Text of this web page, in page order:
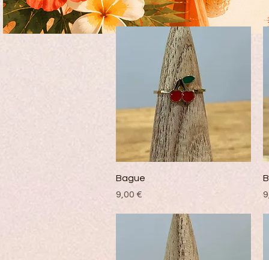
Bague
Precio
9,00 €